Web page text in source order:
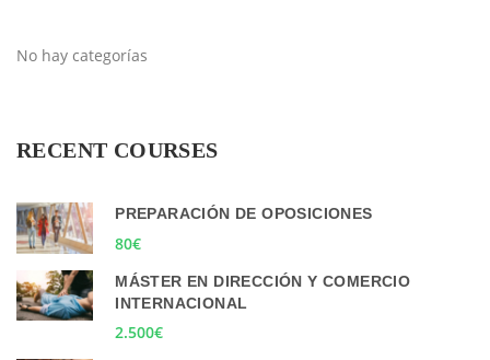
No hay categorías
RECENT COURSES
PREPARACIÓN DE OPOSICIONES
80€
MÁSTER EN DIRECCIÓN Y COMERCIO
INTERNACIONAL
2.500€